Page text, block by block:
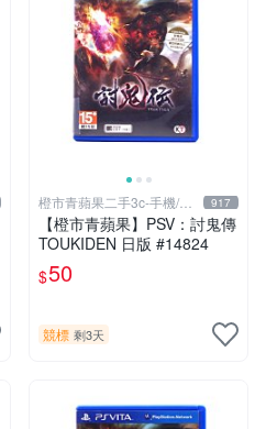
橙市青蘋果二手3c-手機/相
機
917
【橙市青蘋果】PSV：討鬼傳
TOUKIDEN 日版 #14824
$50
競標 剩3天